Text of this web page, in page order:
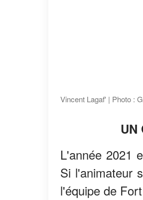
Vincent Lagaf' | Photo :
UN
L'année 2021
Si l'animateur
l'équipe de